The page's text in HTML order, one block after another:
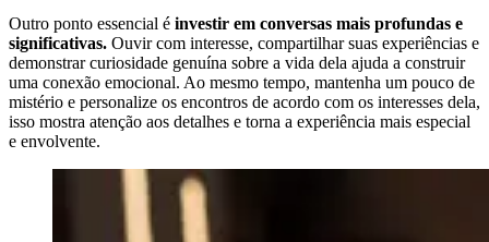
Outro ponto essencial é investir em conversas mais profundas e
significativas. Ouvir com interesse, compartilhar suas experiências e
demonstrar curiosidade genuína sobre a vida dela ajuda a construir
uma conexão emocional. Ao mesmo tempo, mantenha um pouco de
mistério e personalize os encontros de acordo com os interesses dela,
isso mostra atenção aos detalhes e torna a experiência mais especial
e envolvente.